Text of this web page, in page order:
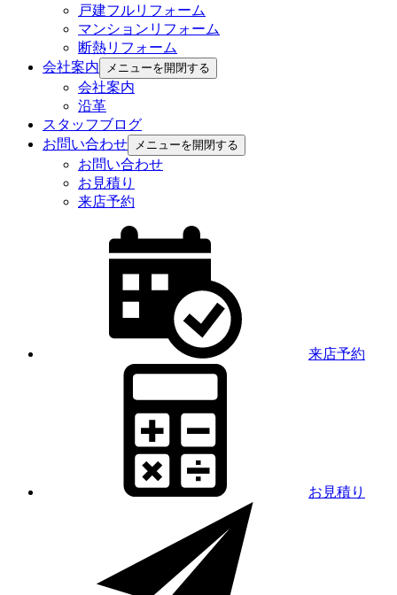
戸建フルリフォーム
マンションリフォーム
断熱リフォーム
会社案内
メニューを開閉する
会社案内
沿革
スタッフブログ
お問い合わせ
メニューを開閉する
お問い合わせ
お見積り
来店予約
来店予約
お見積り